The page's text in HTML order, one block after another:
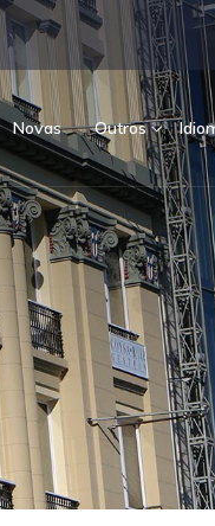
Novas Outros